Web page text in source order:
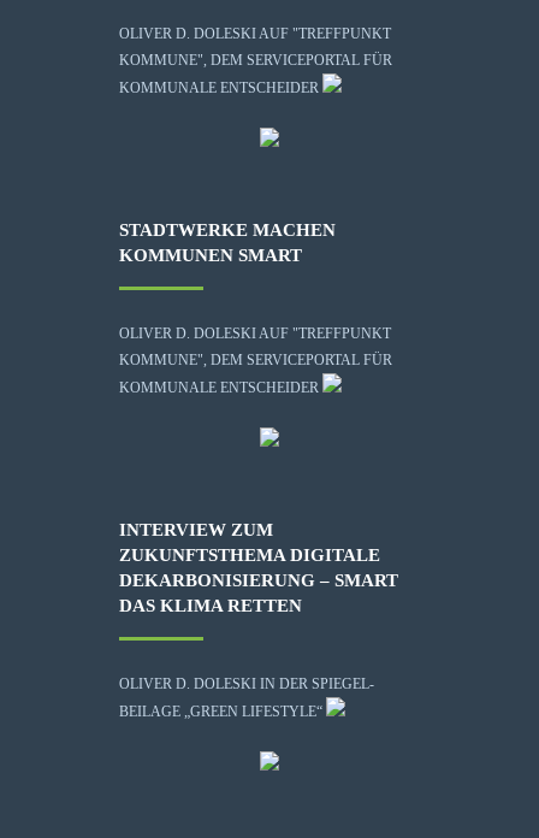
OLIVER D. DOLESKI AUF "TREFFPUNKT
KOMMUNE", DEM SERVICEPORTAL FÜR
KOMMUNALE ENTSCHEIDER
STADTWERKE MACHEN
KOMMUNEN SMART
OLIVER D. DOLESKI AUF "TREFFPUNKT
KOMMUNE", DEM SERVICEPORTAL FÜR
KOMMUNALE ENTSCHEIDER
INTERVIEW ZUM
ZUKUNFTSTHEMA DIGITALE
DEKARBONISIERUNG – SMART
DAS KLIMA RETTEN
OLIVER D. DOLESKI IN DER SPIEGEL-
BEILAGE „GREEN LIFESTYLE“